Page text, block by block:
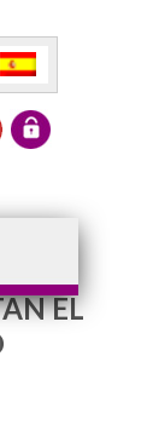
EL